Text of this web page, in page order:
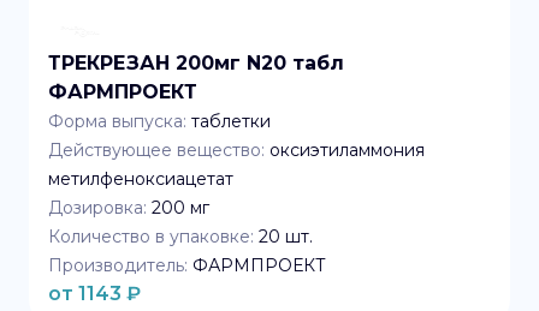
ТРЕКРЕЗАН 200мг N20 табл
ФАРМПРОЕКТ
Форма выпуска: таблетки
Действующее вещество: оксиэтиламмония
метилфеноксиацетат
Дозировка: 200 мг
Количество в упаковке: 20 шт.
Производитель: ФАРМПРОЕКТ
от 1143 ₽